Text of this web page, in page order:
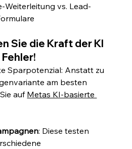
Weiterleitung vs. Lead-
Sie die Kraft der KI
Sparpotenzial: Anstatt zu
am besten
auf Metas KI-basierte
: Diese testen